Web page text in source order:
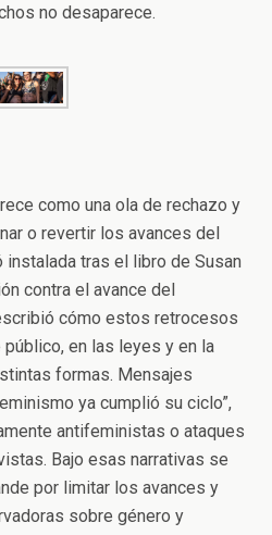
no desaparece.
como una ola de rechazo y
o revertir los avances del
tras el libro de Susan
contra el avance del
cómo estos retrocesos
en las leyes y en la
formas. Mensajes
ya cumplió su ciclo”,
antifeministas o ataques
Bajo esas narrativas se
por limitar los avances y
sobre género y